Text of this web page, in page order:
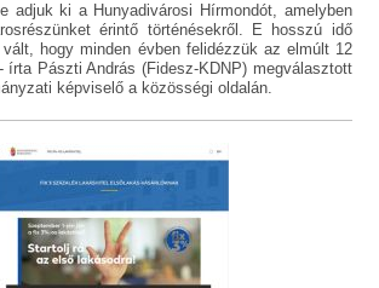
adjuk ki a Hunyadivárosi Hírmondót, amelyben
érintő történésekről. E hosszú idő
hogy minden évben felidézzük az elmúlt 12
írta Pászti András (Fidesz-KDNP) megválasztott
képviselő a közösségi oldalán.